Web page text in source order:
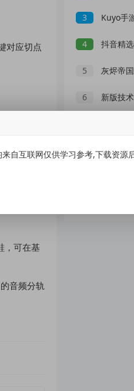
对应切点
，可在基
音频分轨
3 Kuyo手游加速器
4 抖音精
5 灰烬帝
6 新版技术
8 逆行定
自互联网仅供学习参考,下载资